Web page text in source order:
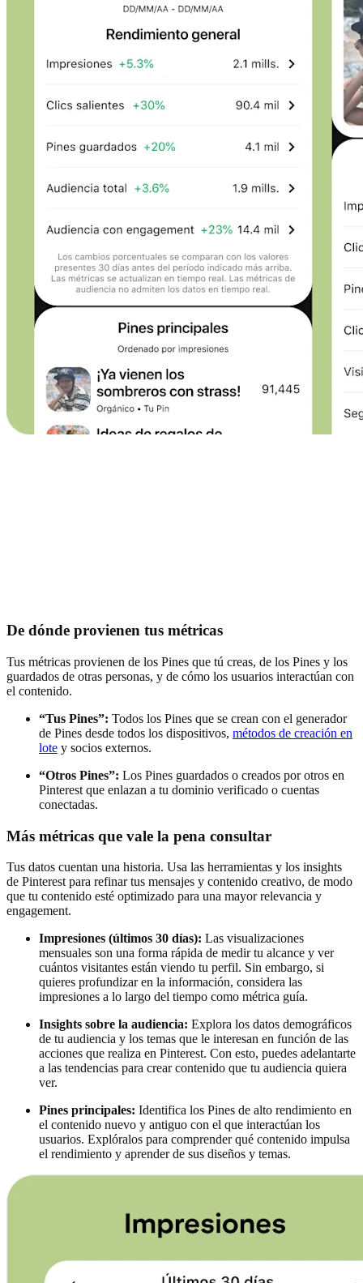
De dónde provienen tus métricas
Tus métricas provienen de los Pines que tú creas, de los Pines y los
guardados de otras personas, y de cómo los usuarios interactúan con
el contenido.
“Tus Pines”: Todos los Pines que se crean con el generador
de Pines desde todos los dispositivos, métodos de creación en
lote y socios externos.
“Otros Pines”: Los Pines guardados o creados por otros en
Pinterest que enlazan a tu dominio verificado o cuentas
conectadas.
Más métricas que vale la pena consultar
Tus datos cuentan una historia. Usa las herramientas y los insights
de Pinterest para refinar tus mensajes y contenido creativo, de modo
que tu contenido esté optimizado para una mayor relevancia y
engagement.
Impresiones (últimos 30 días): Las visualizaciones
mensuales son una forma rápida de medir tu alcance y ver
cuántos visitantes están viendo tu perfil. Sin embargo, si
quieres profundizar en la información, considera las
impresiones a lo largo del tiempo como métrica guía.
Insights sobre la audiencia: Explora los datos demográficos
de tu audiencia y los temas que le interesan en función de las
acciones que realiza en Pinterest. Con esto, puedes adelantarte
a las tendencias para crear contenido que tu audiencia quiera
ver.
Pines principales: Identifica los Pines de alto rendimiento en
el contenido nuevo y antiguo con el que interactúan los
usuarios. Explóralos para comprender qué contenido impulsa
el rendimiento y aprender de sus diseños y temas.